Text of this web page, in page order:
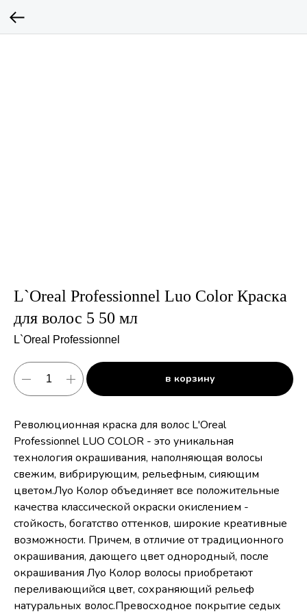
L`Oreal Professionnel Luo Color Краска
для волос 5 50 мл
L`Oreal Professionnel
в корзину
Революционная краска для волос L'Oreal
Professionnel LUO COLOR - это уникальная
технология окрашивания, наполняющая волосы
свежим, вибрирующим, рельефным, сияющим
цветом.Луо Колор объединяет все положительные
качества классической окраски окислением -
стойкость, богатство оттенков, широкие креативные
возможности. Причем, в отличие от традиционного
окрашивания, дающего цвет однородный, после
окрашивания Луо Колор волосы приобретают
переливающийся цвет, сохраняющий рельеф
натуральных волос.Превосходное покрытие седых